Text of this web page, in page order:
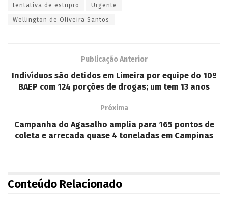
tentativa de estupro Urgente
Wellington de Oliveira Santos
Publicação Anterior
Indivíduos são detidos em Limeira por equipe do 10º
BAEP com 124 porções de drogas; um tem 13 anos
Próxima
Campanha do Agasalho amplia para 165 pontos de
coleta e arrecada quase 4 toneladas em Campinas
Conteúdo Relacionado